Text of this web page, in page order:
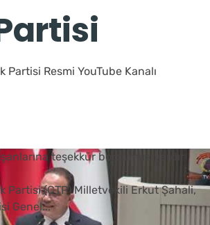
Resmi YouTube Kanalı
teşekkür borcumuz vardır
Partisi (CTP) Milletvekili Erkut Şahali,
Genel...